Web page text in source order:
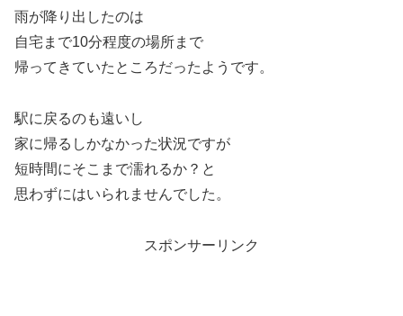
雨が降り出したのは
自宅まで10分程度の場所まで
帰ってきていたところだったようです。
駅に戻るのも遠いし
家に帰るしかなかった状況ですが
短時間にそこまで濡れるか？と
思わずにはいられませんでした。
スポンサーリンク